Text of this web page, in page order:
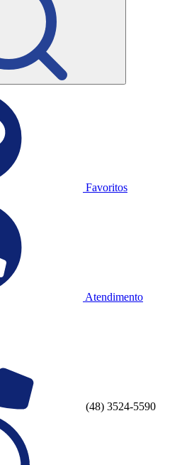
Favoritos
Atendimento
(48) 3524-5590